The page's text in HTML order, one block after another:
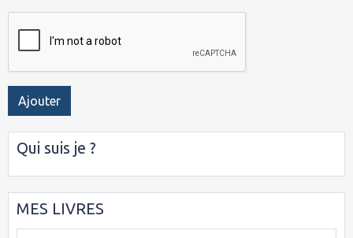
Ajouter
Qui suis je ?
MES LIVRES